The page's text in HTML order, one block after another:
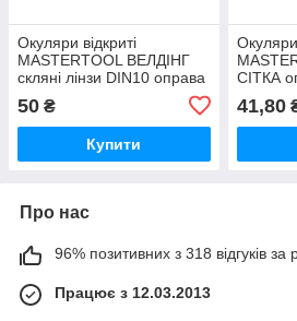
Окуляри відкриті
MASTERTOOL ВЕЛДІНГ
скляні лінзи DIN10 оправа
затемнені
50 ₴
Купити
Окуляри
СIТКА
прозорі
41,80
Про нас
96% позитивних з 318 відгуків за
Працює з 12.03.2013